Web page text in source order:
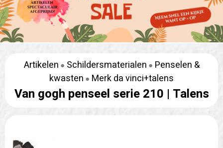
Artikelen Schildersmaterialen
Penselen &
kwasten
Merk da vinci+talens
Van gogh penseel serie 210 | Talens